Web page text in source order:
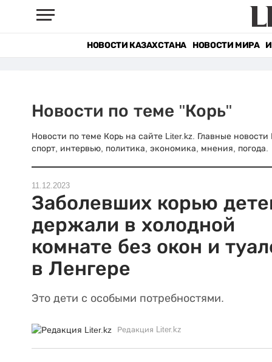
НОВОСТИ КАЗАХСТАНА НОВОСТИ МИРА
Новости по теме "Корь"
Новости по теме Корь на сайте Liter.kz. Главные
спорт, интервью, политика, экономика, мнения, погода.
11.12.2023
Заболевших корью
держали в холодной
комнате без окон и
в Ленгере
Это дети с особыми потребностями.
Редакция Liter.kz